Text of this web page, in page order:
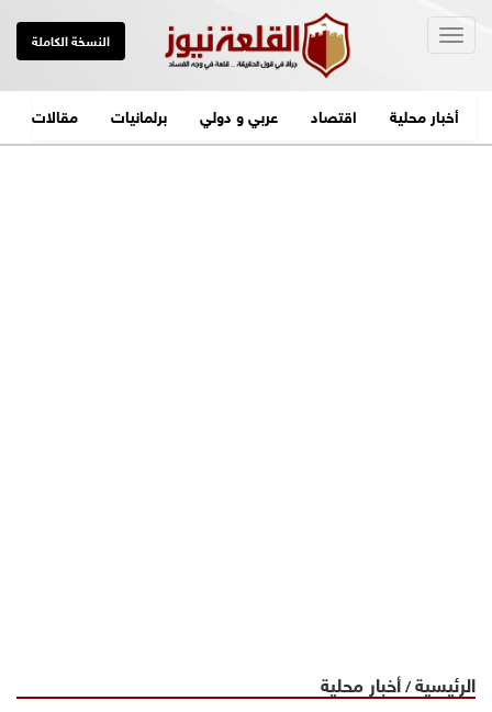
النسخة الكاملة
أخبار محلية اقتصاد عربي و دولي برلمانيات مقالات
الرئيسية/أخبار محلية